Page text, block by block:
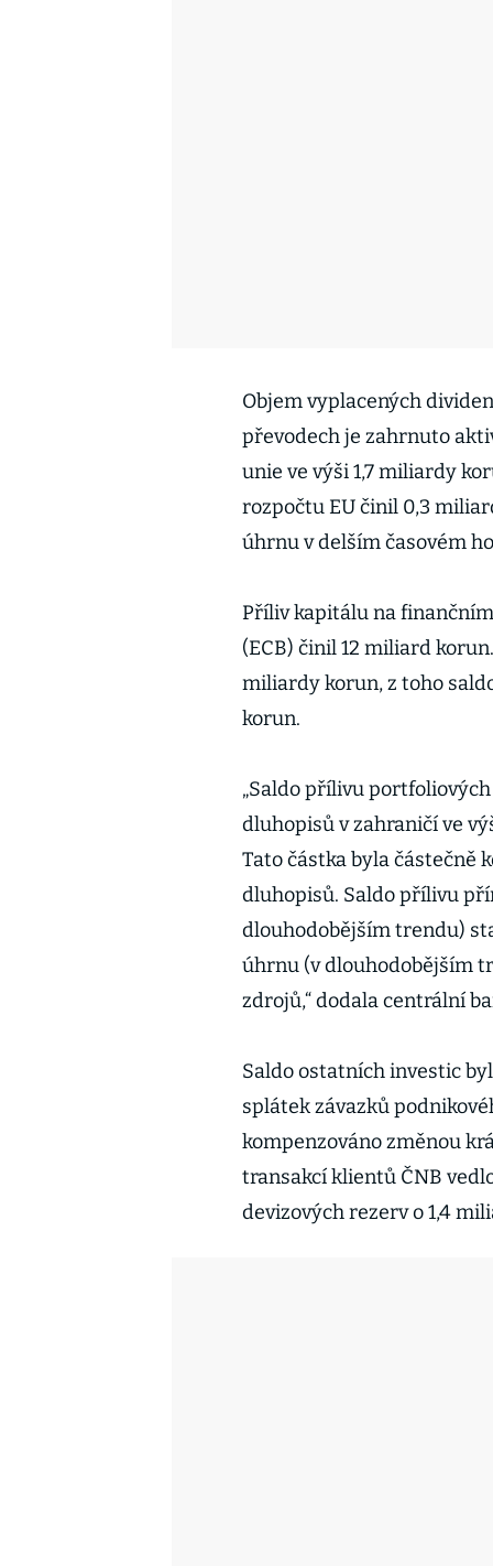
Objem vyplacených
převodech je zahrnuto
unie ve výši 1,7 miliardy
rozpočtu EU činil 0,3
úhrnu v delším časovém
Příliv kapitálu na
(ECB) činil 12 miliard
miliardy korun, z toho
korun.
„Saldo přílivu
dluhopisů v zahraničí ve
Tato částka byla částečně
dluhopisů. Saldo přílivu
dlouhodobějším trendu)
úhrnu (v dlouhodobějším
zdrojů,“ dodala centrální
Saldo ostatních investic
splátek závazků
kompenzováno změnou
transakcí klientů ČNB
devizových rezerv o 1,4